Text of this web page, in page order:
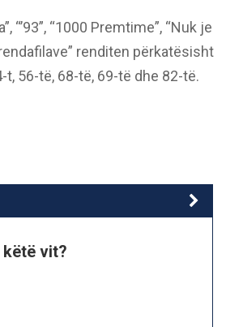
“’93”, “1000 Premtime”, “Nuk je
renditen përkatësisht
t, 56-të, 68-të, 69-të dhe 82-të.
vit?